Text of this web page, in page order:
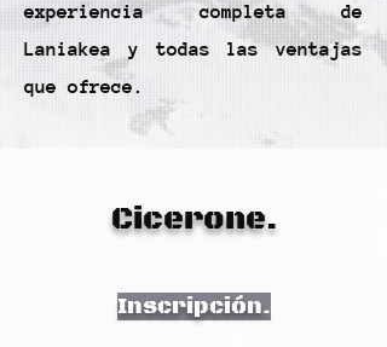
experiencia completa de
Laniakea y todas las ventajas
que ofrece.
Cicerone.
Inscripción.